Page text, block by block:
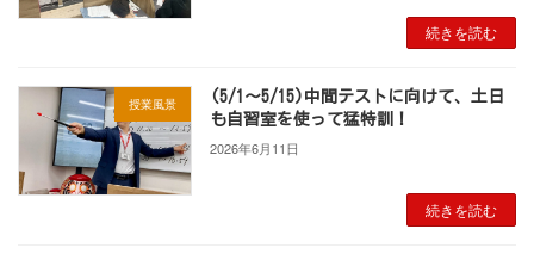
続きを読む
授業風景
(5/1～5/15)中間テストに向けて、土日
も自習室を使って猛特訓！
2026年6月11日
続きを読む